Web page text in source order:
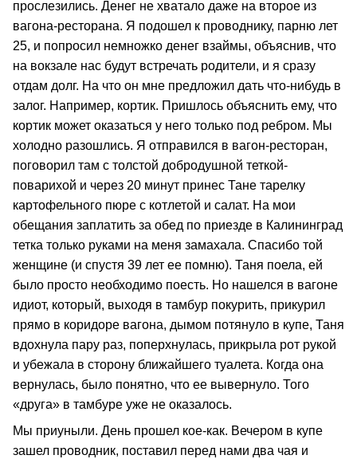
прослезились. Денег не хватало даже на второе из
вагона-ресторана. Я подошел к проводнику, парню лет
25, и попросил немножко денег взаймы, объяснив, что
на вокзале нас будут встречать родители, и я сразу
отдам долг. На что он мне предложил дать что-нибудь в
залог. Например, кортик. Пришлось объяснить ему, что
кортик может оказаться у него только под ребром. Мы
холодно разошлись. Я отправился в вагон-ресторан,
поговорил там с толстой добродушной теткой-
поварихой и через 20 минут принес Тане тарелку
картофельного пюре с котлетой и салат. На мои
обещания заплатить за обед по приезде в Калининград
тетка только руками на меня замахала. Спасибо той
женщине (и спустя 39 лет ее помню). Таня поела, ей
было просто необходимо поесть. Но нашелся в вагоне
идиот, который, выходя в тамбур покурить, прикурил
прямо в коридоре вагона, дымом потянуло в купе, Таня
вдохнула пару раз, поперхнулась, прикрыла рот рукой
и убежала в сторону ближайшего туалета. Когда она
вернулась, было понятно, что ее вывернуло. Того
«друга» в тамбуре уже не оказалось.
Мы приуныли. День прошел кое-как. Вечером в купе
зашел проводник, поставил перед нами два чая и